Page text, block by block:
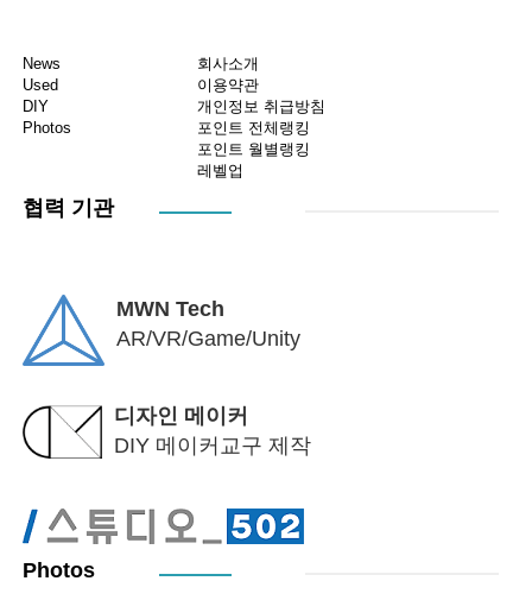
News
Used
DIY
Photos
회사소개
이용약관
개인정보 취급방침
포인트 전체랭킹
포인트 월별랭킹
레벨업
협력 기관
MWN Tech
AR/VR/Game/Unity
디자인 메이커
DIY 메이커교구 제작
Photos